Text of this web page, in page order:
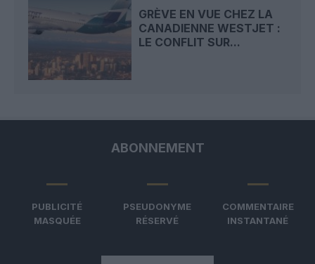
GRÈVE EN VUE CHEZ LA
CANADIENNE WESTJET :
LE CONFLIT SUR...
ABONNEMENT
PUBLICITÉ
MASQUÉE
PSEUDONYME
RÉSERVÉ
COMMENTAIRE
INSTANTANÉ